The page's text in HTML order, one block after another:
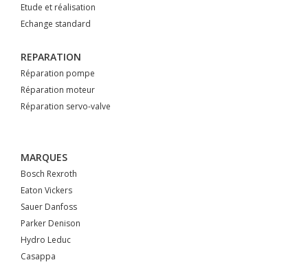
Etude et réalisation
Echange standard
REPARATION
Réparation pompe
Réparation moteur
Réparation servo-valve
MARQUES
Bosch Rexroth
Eaton Vickers
Sauer Danfoss
Parker Denison
Hydro Leduc
Casappa